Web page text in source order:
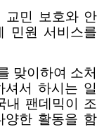
교민 보호와 안
민원 서비스를
맞이하여 소처
셔서 하시는 일
내 팬데믹이 조
양한 활동을 함